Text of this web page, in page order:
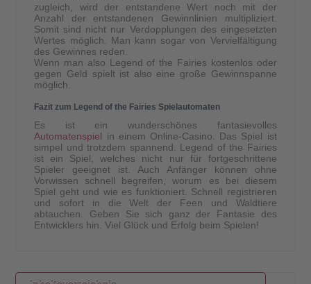
zugleich, wird der entstandene Wert noch mit der
Anzahl der entstandenen Gewinnlinien multipliziert.
Somit sind nicht nur Verdopplungen des eingesetzten
Wertes möglich. Man kann sogar von Vervielfältigung
des Gewinnes reden.
Wenn man also Legend of the Fairies kostenlos oder
gegen Geld spielt ist also eine große Gewinnspanne
möglich.
Fazit zum Legend of the Fairies Spielautomaten
Es ist ein wunderschönes fantasievolles
Automatenspiel in einem Online-Casino. Das Spiel ist
simpel und trotzdem spannend. Legend of the Fairies
ist ein Spiel, welches nicht nur für fortgeschrittene
Spieler geeignet ist. Auch Anfänger können ohne
Vorwissen schnell begreifen, worum es bei diesem
Spiel geht und wie es funktioniert. Schnell registrieren
und sofort in die Welt der Feen und Waldtiere
abtauchen. Geben Sie sich ganz der Fantasie des
Entwicklers hin. Viel Glück und Erfolg beim Spielen!